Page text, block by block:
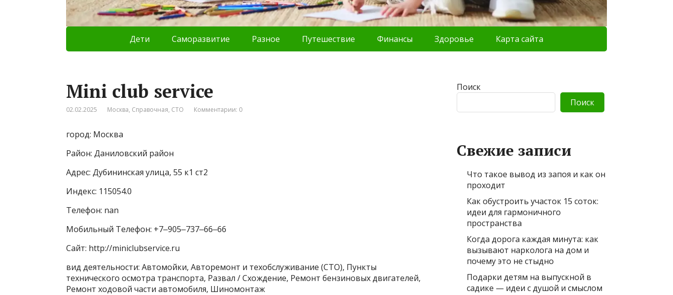
Дети Саморазвитие Разное Путешествие Финансы Здоровье Карта сайта
Mini club service
02.02.2025 Москва, Справочная, СТО Комментарии: 0
город: Москва
Район: Даниловский район
Адрес: Дубининская улица, 55 к1 ст2
Индекс: 115054.0
Телефон: nan
Мобильный Телефон: +7‒905‒737‒66‒66
Сайт: http://miniclubservice.ru
вид деятельности: Автомойки, Авторемонт и техобслуживание (СТО), Пункты
технического осмотра транспорта, Развал / Схождение, Ремонт бензиновых двигателей,
Ремонт ходовой части автомобиля, Шиномонтаж
Поиск
Поиск
Свежие записи
Что такое вывод из запоя и как он
проходит
Как обустроить участок 15 соток:
идеи для гармоничного
пространства
Когда дорога каждая минута: как
вызывают нарколога на дом и
почему это не стыдно
Подарки детям на выпускной в
садике — идеи с душой и смыслом